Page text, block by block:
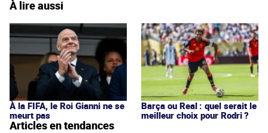
À lire aussi
À la FIFA, le Roi Gianni ne se
meurt pas
Barça ou Real : quel serait le
meilleur choix pour Rodri ?
Articles en tendances